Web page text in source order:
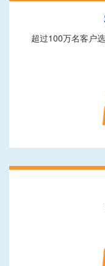
超过100万名客户